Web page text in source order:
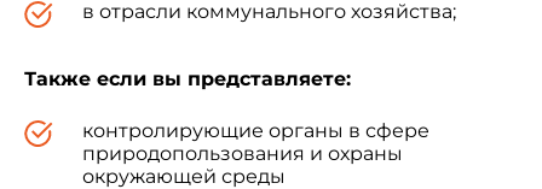
в отрасли коммунального хозяйства;
Также если вы представляете:
контролирующие органы в сфере
природопользования и охраны
окружающей среды